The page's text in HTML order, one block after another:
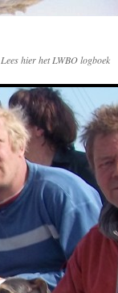
Lees hier het LWBO logboek